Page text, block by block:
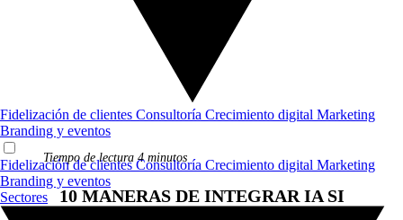
Fidelización de clientes Consultoría Crecimiento digital Marketing
Branding y eventos
Fidelización de clientesConsultoría Crecimiento digital Marketing
Branding y eventos
Sectores
Tiempo de lectura 4 minutos
10 MANERAS DE INTEGRAR IA SI